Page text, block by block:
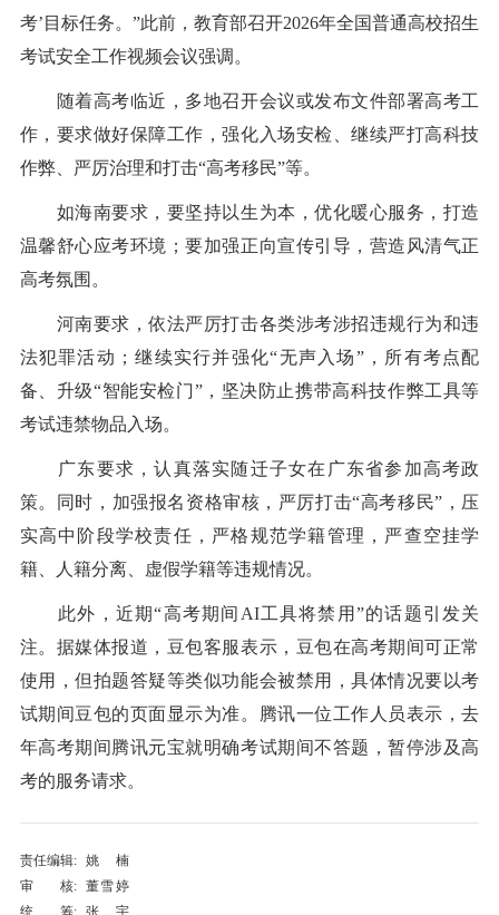
考’目标任务。”此前，教育部召开2026年全国普通高校招生
考试安全工作视频会议强调。
随着高考临近，多地召开会议或发布文件部署高考工
作，要求做好保障工作，强化入场安检、继续严打高科技
作弊、严厉治理和打击“高考移民”等。
如海南要求，要坚持以生为本，优化暖心服务，打造
温馨舒心应考环境；要加强正向宣传引导，营造风清气正
高考氛围。
河南要求，依法严厉打击各类涉考涉招违规行为和违
法犯罪活动；继续实行并强化“无声入场”，所有考点配
备、升级“智能安检门”，坚决防止携带高科技作弊工具等
考试违禁物品入场。
广东要求，认真落实随迁子女在广东省参加高考政
策。同时，加强报名资格审核，严厉打击“高考移民”，压
实高中阶段学校责任，严格规范学籍管理，严查空挂学
籍、人籍分离、虚假学籍等违规情况。
此外，近期“高考期间AI工具将禁用”的话题引发关
注。据媒体报道，豆包客服表示，豆包在高考期间可正常
使用，但拍题答疑等类似功能会被禁用，具体情况要以考
试期间豆包的页面显示为准。腾讯一位工作人员表示，去
年高考期间腾讯元宝就明确考试期间不答题，暂停涉及高
考的服务请求。
责任编辑: 姚楠
审 核: 董雪婷
统 筹: 张宇